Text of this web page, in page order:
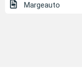
Margeauto